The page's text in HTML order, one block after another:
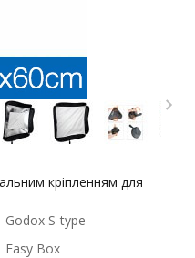
кріпленням для
Godox S-type
Easy Box